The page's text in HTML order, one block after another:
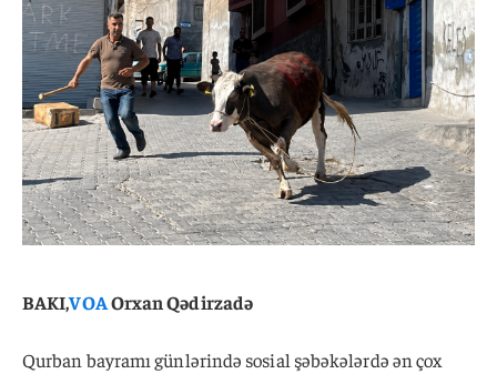
BAKI,VOAOrxan Qədirzadə
Qurban bayramı günlərində sosial şəbəkələrdə ən çox